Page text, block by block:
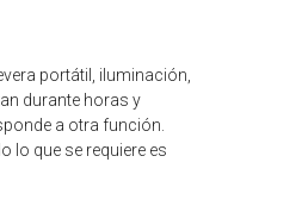
portátil, iluminación,
durante horas y
a otra función.
lo que se requiere es